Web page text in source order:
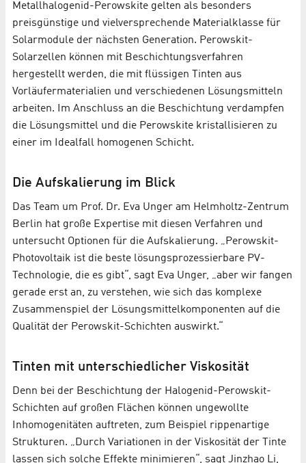
Metallhalogenid-Perowskite gelten als besonders
preisgünstige und vielversprechende Materialklasse für
Solarmodule der nächsten Generation. Perowskit-
Solarzellen können mit Beschichtungsverfahren
hergestellt werden, die mit flüssigen Tinten aus
Vorläufermaterialien und verschiedenen Lösungsmitteln
arbeiten. Im Anschluss an die Beschichtung verdampfen
die Lösungsmittel und die Perowskite kristallisieren zu
einer im Idealfall homogenen Schicht.
Die Aufskalierung im Blick
Das Team um Prof. Dr. Eva Unger am Helmholtz-Zentrum
Berlin hat große Expertise mit diesen Verfahren und
untersucht Optionen für die Aufskalierung. „Perowskit-
Photovoltaik ist die beste lösungsprozessierbare PV-
Technologie, die es gibt“, sagt Eva Unger, „aber wir fangen
gerade erst an, zu verstehen, wie sich das komplexe
Zusammenspiel der Lösungsmittelkomponenten auf die
Qualität der Perowskit-Schichten auswirkt.“
Tinten mit unterschiedlicher Viskosität
Denn bei der Beschichtung der Halogenid-Perowskit-
Schichten auf großen Flächen können ungewollte
Inhomogenitäten auftreten, zum Beispiel rippenartige
Strukturen. „Durch Variationen in der Viskosität der Tinte
lassen sich solche Effekte minimieren“, sagt Jinzhao Li,